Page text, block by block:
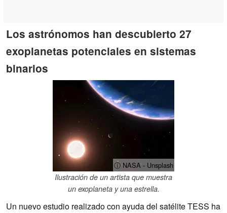
Los astrónomos han descubierto 27
exoplanetas potenciales en sistemas
binarios
ⓘ NASA - Unsplash
Ilustración de un artista que muestra
un exoplaneta y una estrella.
Un nuevo estudio realizado con ayuda del satélite TESS ha